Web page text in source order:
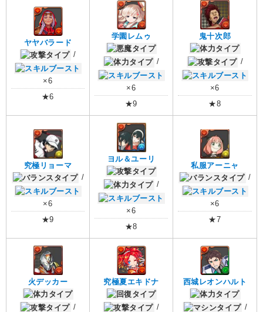
ヤヤバラード
/
×6
★6
学園レムゥ
/
×6
★9
鬼十次郎
/
×6
★8
究極リョーマ
/
×6
★9
ヨル＆ユーリ
/
×6
★8
私服アーニャ
/
×6
★7
火デッカー
/
究極夏エキドナ
/
西城レオンハルト
/